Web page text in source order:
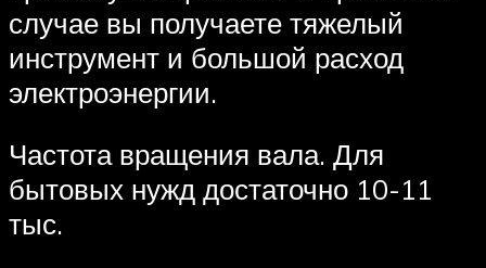
случае вы получаете тяжелый
инструмент и большой расход
электроэнергии.
Частота вращения вала. Для
бытовых нужд достаточно 10-11
тыс.